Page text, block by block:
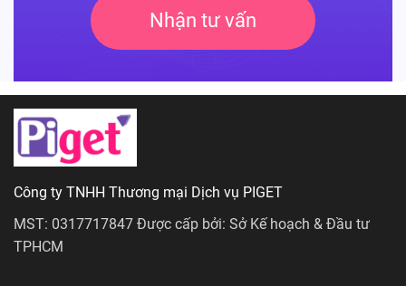
Nhận tư vấn
Công ty TNHH Thương mại Dịch vụ PIGET
MST: 0317717847 Được cấp bởi: Sở Kế hoạch & Đầu tư
TPHCM